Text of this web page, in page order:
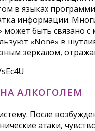
в языках
информации.
может быть связано
«None» в
зеркалом,
АЛКОГОЛЕМ
После
атаки,